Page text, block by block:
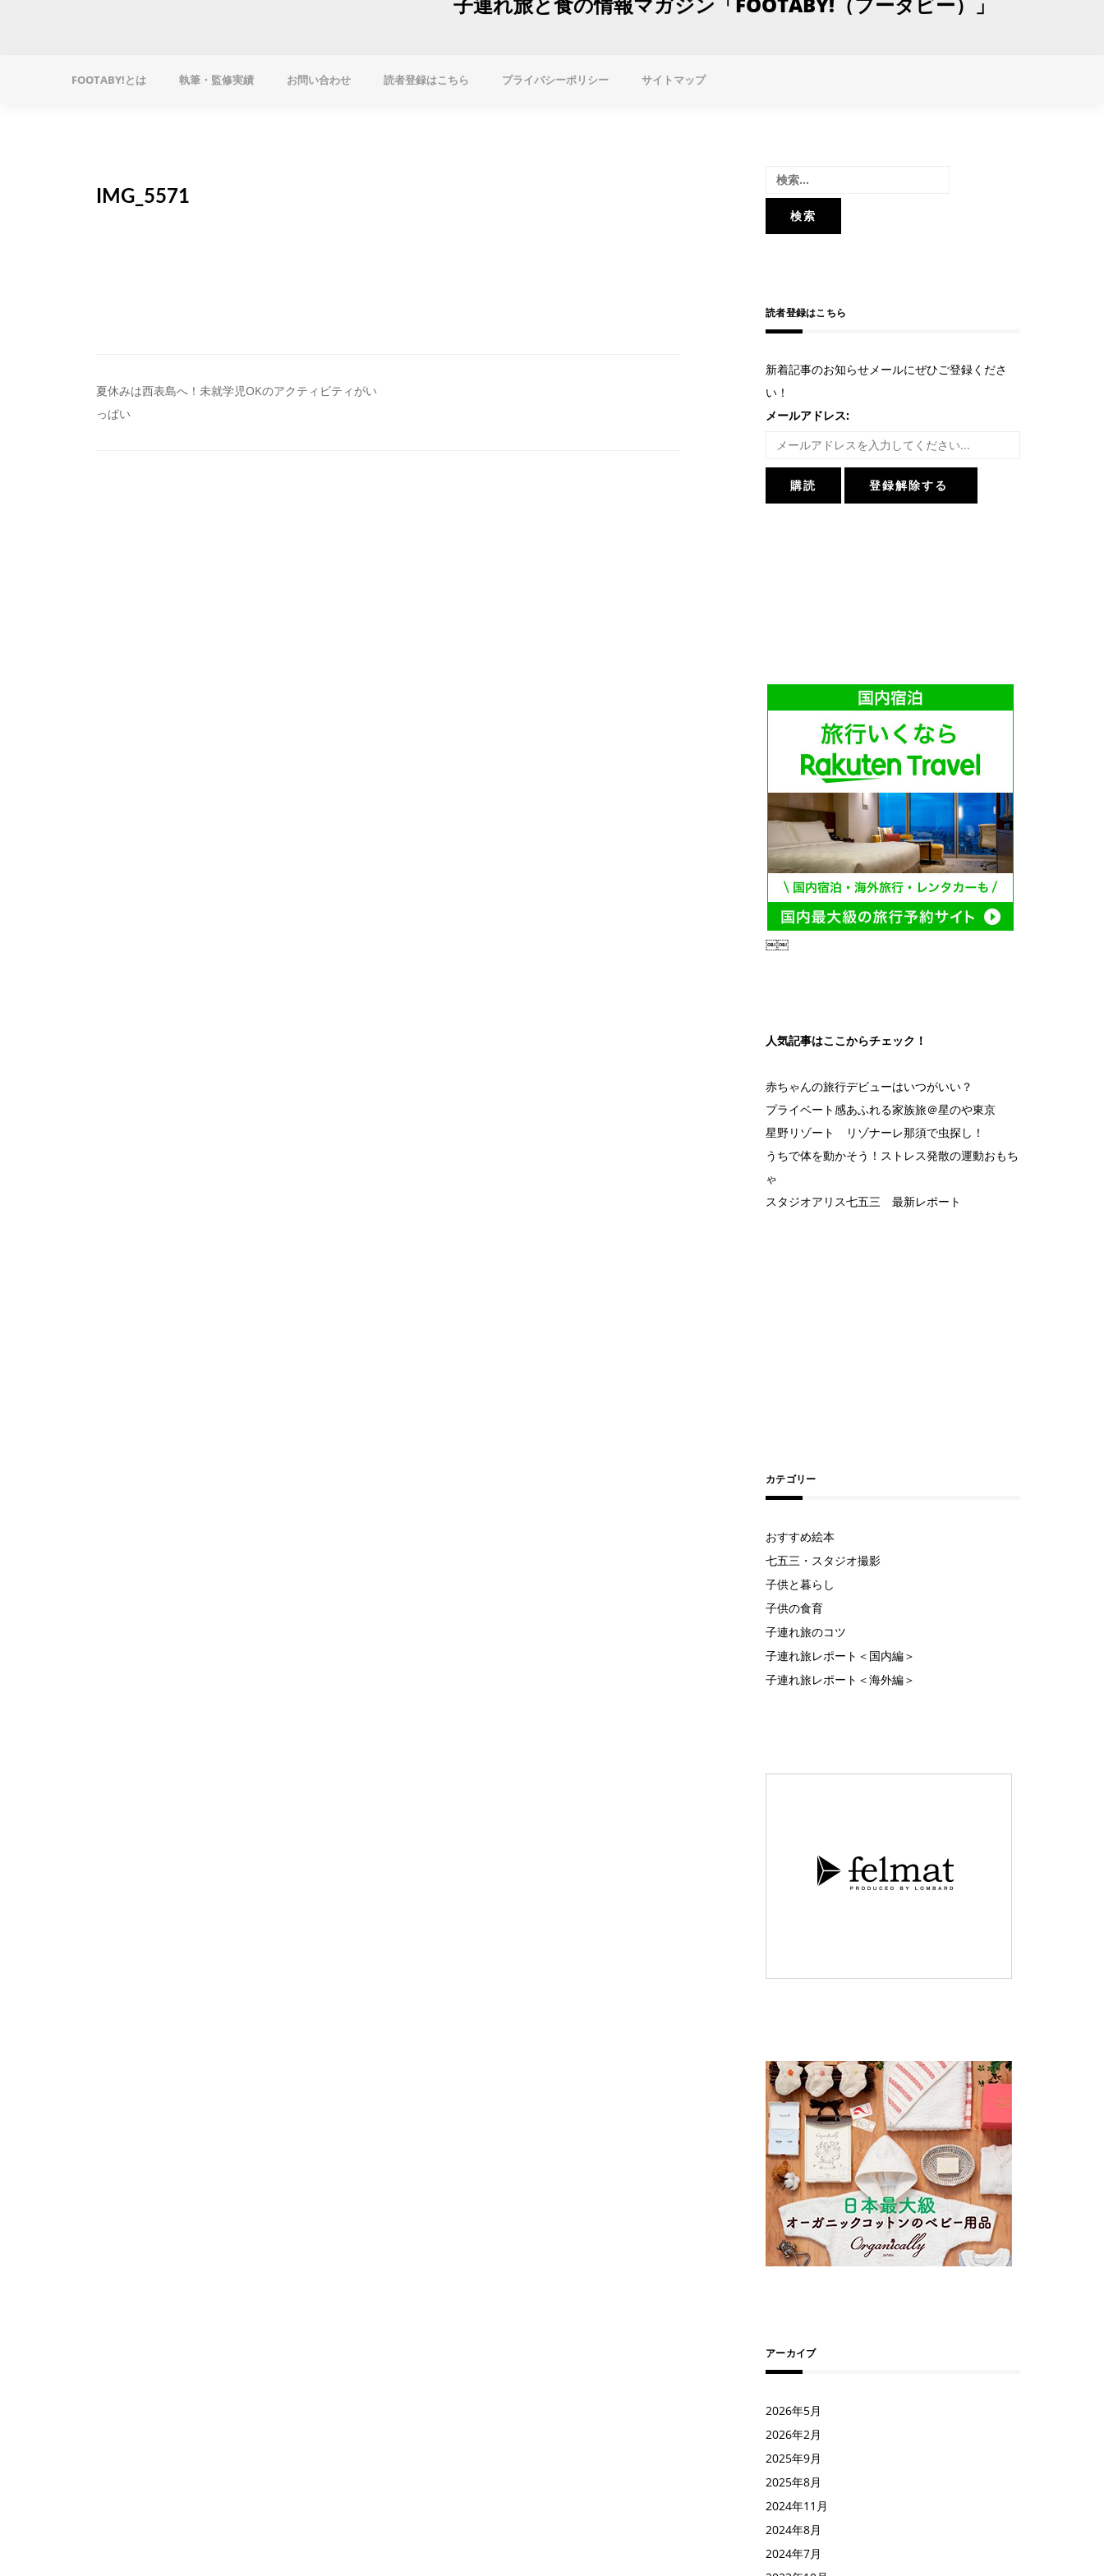
FOOTABY!とは 執筆・監修実績 お問い合わせ 読者登録はこちら プライバシーポリシー サイトマップ
IMG_5571
投
稿
夏休みは西表島へ！未就学児OKのアクティビティがい
っぱい
索:
読者登録はこちら
新着記事のお知らせメールにぜひご登録くださ
い！
メールアドレス:
￼￼
人気記事はここからチェック！
赤ちゃんの旅行デビューはいつがいい？
プライベート感あふれる家族旅＠星のや東京
星野リゾート リゾナーレ那須で虫探し！
うちで体を動かそう！ストレス発散の運動おもち
ゃ
スタジオアリス七五三 最新レポート
カテゴリー
おすすめ絵本
七五三・スタジオ撮影
子供と暮らし
子供の食育
子連れ旅のコツ
子連れ旅レポート＜国内編＞
子連れ旅レポート＜海外編＞
アーカイブ
2026年5月
2026年2月
2025年9月
2025年8月
2024年11月
2024年8月
2024年7月